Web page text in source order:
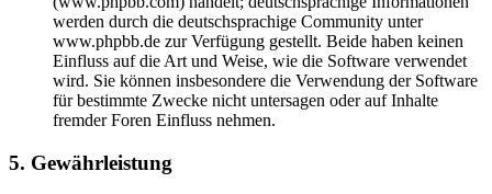
werden durch die deutschsprachige Community unter
www.phpbb.de zur Verfügung gestellt. Beide haben keinen
Einfluss auf die Art und Weise, wie die Software verwendet
wird. Sie können insbesondere die Verwendung der Software
für bestimmte Zwecke nicht untersagen oder auf Inhalte
fremder Foren Einfluss nehmen.
5. Gewährleistung